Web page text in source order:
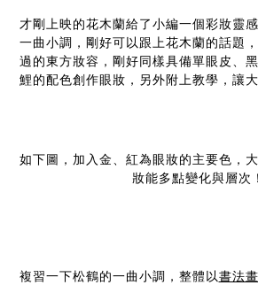
才剛上映的花木蘭給了小編一個彩妝靈
一曲小調，剛好可以跟上花木蘭的話題
過的東方妝容，剛好同樣具備單眼皮、
鯉的配色創作眼妝，另外附上教學，讓
如下圖，加入金、紅為眼妝的主要色，
妝能多點變化與層次！
複習一下松鶴的一曲小調，整體以書法